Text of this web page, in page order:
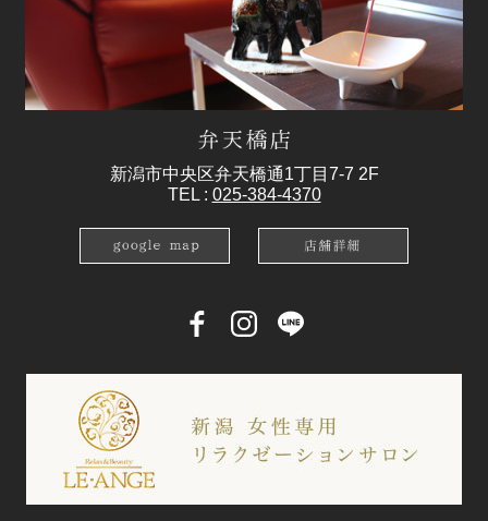
新潟市中央区弁天橋通1丁目7-7 2F
TEL : 025-384-4370